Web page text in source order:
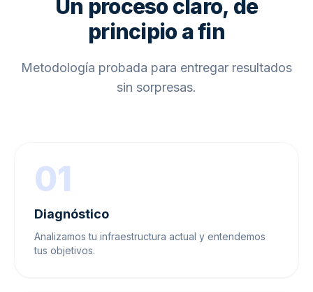
Un proceso claro, de
principio a fin
Metodología probada para entregar resultados
sin sorpresas.
01
Diagnóstico
Analizamos tu infraestructura actual y entendemos
tus objetivos.